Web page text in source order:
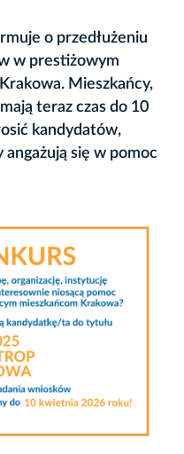
o przedłużeniu
w prestiżowym
Mieszkańcy,
teraz czas do 10
kandydatów,
angażują się w pomoc